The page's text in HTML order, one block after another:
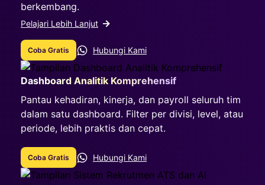
berkembang.
Pelajari Lebih Lanjut
Coba Gratis Hubungi Kami
Dashboard Analitik Komprehensif
Pantau kehadiran, kinerja, dan payroll seluruh tim
dalam satu dashboard. Filter per divisi, level, atau
periode, lebih praktis dan cepat.
Coba Gratis Hubungi Kami